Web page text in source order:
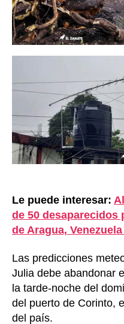
Le puede interesar:
de 50 desaparecidos
de Aragua,
Las predicciones
Julia debe abandonar
la tarde-noche del
del puerto de Corinto,
del país.